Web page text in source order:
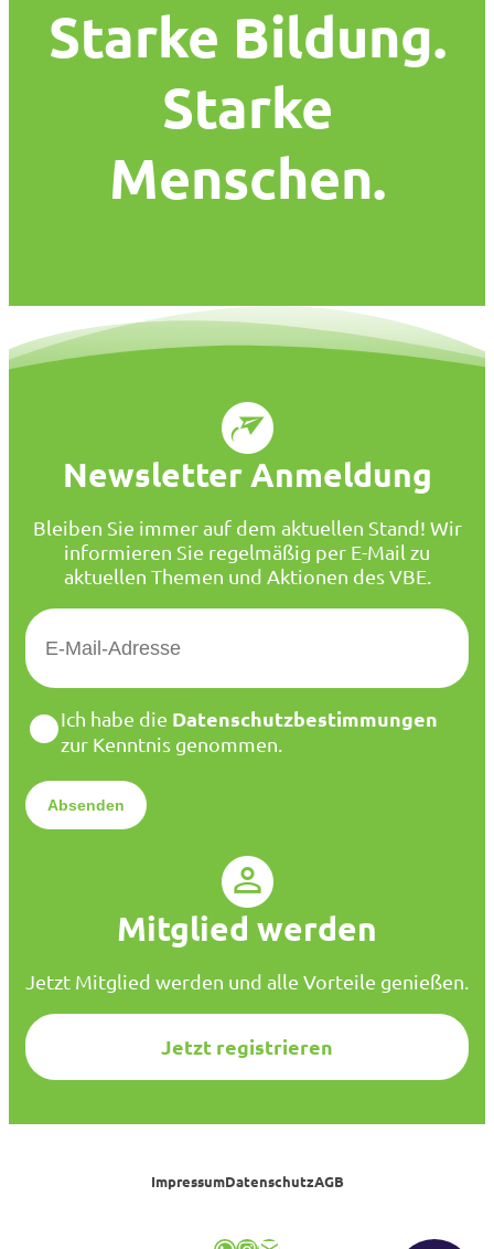
Starke Bildung.
Starke
Menschen.
Newsletter Anmeldung
Bleiben Sie immer auf dem aktuellen Stand! Wir
informieren Sie regelmäßig per E-Mail zu
aktuellen Themen und Aktionen des VBE.
E
M
*
D
a
e
n
*
Ich habe die Datenschutzbestimmungen
zur Kenntnis genommen.
Mitglied werden
Jetzt Mitglied werden und alle Vorteile genießen.
Jetzt registrieren
ImpressumDatenschutzAGB